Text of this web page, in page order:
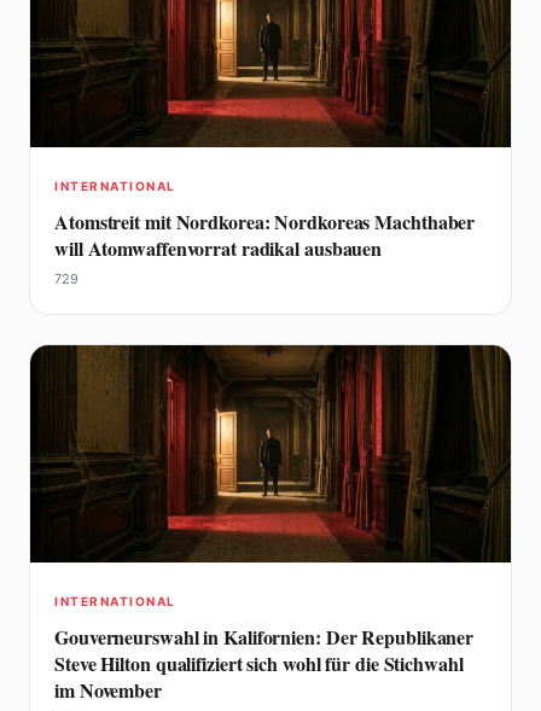
INTERNATIONAL
Atomstreit mit Nordkorea: Nordkoreas Machthaber
will Atomwaffenvorrat radikal ausbauen
729
INTERNATIONAL
Gouverneurswahl in Kalifornien: Der Republikaner
Steve Hilton qualifiziert sich wohl für die Stichwahl
im November